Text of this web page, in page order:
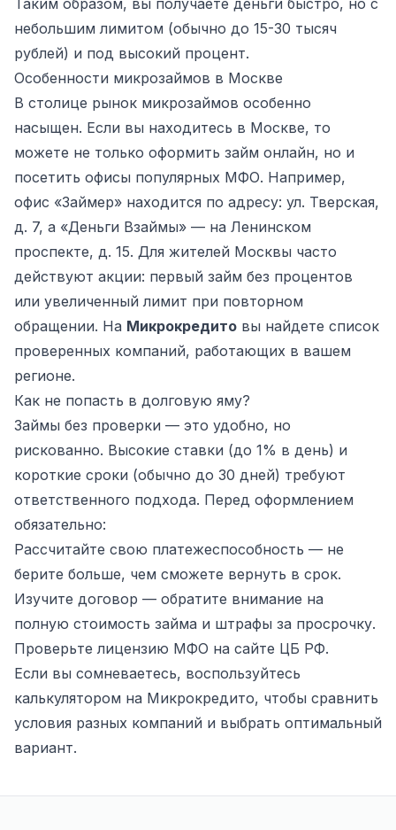
небольшим лимитом (обычно до 15-30 тысяч
рублей) и под высокий процент.
Особенности микрозаймов в Москве
В столице рынок микрозаймов особенно
насыщен. Если вы находитесь в Москве, то
можете не только оформить займ онлайн, но и
посетить офисы популярных МФО. Например,
офис «Займер» находится по адресу: ул. Тверская,
д. 7, а «Деньги Взаймы» — на Ленинском
проспекте, д. 15. Для жителей Москвы часто
действуют акции: первый займ без процентов
или увеличенный лимит при повторном
обращении. На Микрокредито вы найдете список
проверенных компаний, работающих в вашем
регионе.
Как не попасть в долговую яму?
Займы без проверки — это удобно, но
рискованно. Высокие ставки (до 1% в день) и
короткие сроки (обычно до 30 дней) требуют
ответственного подхода. Перед оформлением
обязательно:
Рассчитайте свою платежеспособность — не
берите больше, чем сможете вернуть в срок.
Изучите договор — обратите внимание на
полную стоимость займа и штрафы за просрочку.
Проверьте лицензию МФО на сайте ЦБ РФ.
Если вы сомневаетесь, воспользуйтесь
калькулятором на Микрокредито, чтобы сравнить
условия разных компаний и выбрать оптимальный
вариант.